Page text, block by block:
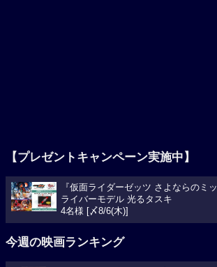
【プレゼントキャンペーン実施中】
『仮面ライダーゼッツ さよならのミ
ライバーモデル 光るタスキ
4名様 [〆8/6(木)]
今週の映画ランキング